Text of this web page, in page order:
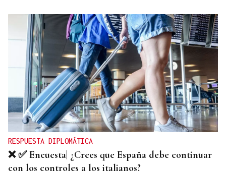
RESPUESTA DIPLOMÁTICA
❌ ✅ Encuesta| ¿Crees que España debe continuar
con los controles a los italianos?